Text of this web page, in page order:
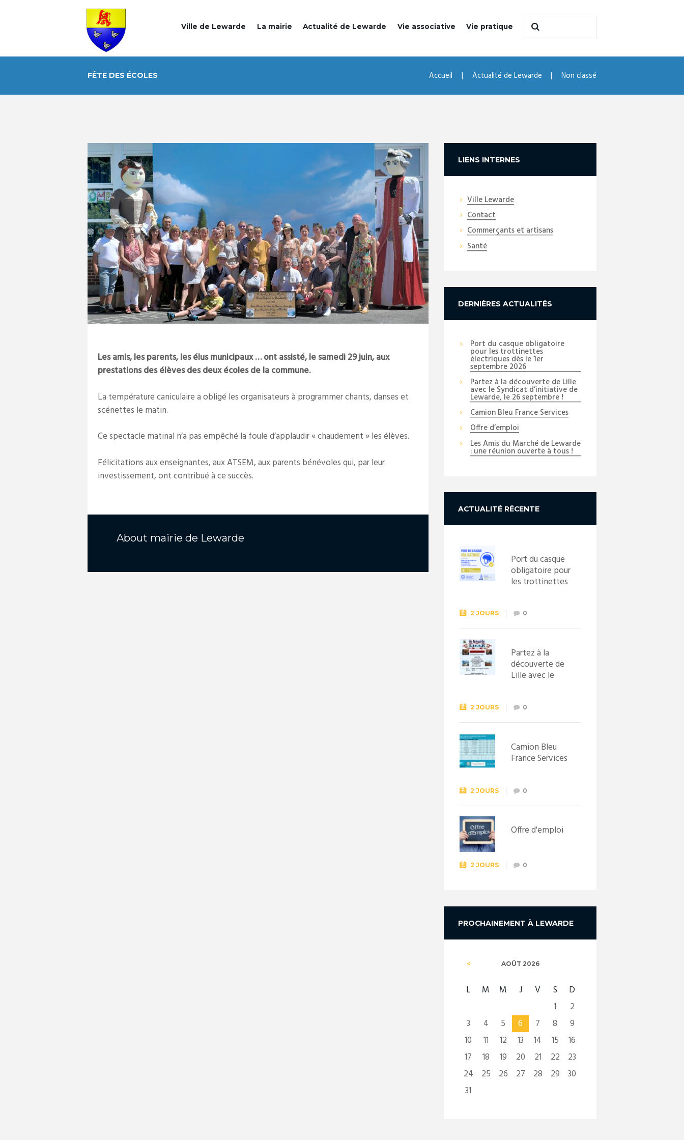
Ville de Lewarde La mairie Actualité de Lewarde Vie associative Vie pratique
FÊTE DES ÉCOLES Accueil Actualité de Lewarde Non classé
Les amis, les parents, les élus municipaux … ont assisté, le samedi 29 juin, aux
prestations des élèves des deux écoles de la commune.
La température caniculaire a obligé les organisateurs à programmer chants, danses et
scénettes le matin.
Ce spectacle matinal n’a pas empêché la foule d’applaudir « chaudement » les élèves.
Félicitations aux enseignantes, aux ATSEM, aux parents bénévoles qui, par leur
investissement, ont contribué à ce succès.
About mairie de Lewarde
LIENS INTERNES
Ville Lewarde
Contact
Commerçants et artisans
Santé
DERNIÈRES ACTUALITÉS
Port du casque obligatoire
pour les trottinettes
électriques dès le 1er
septembre 2026
Partez à la découverte de Lille
avec le Syndicat d’initiative de
Lewarde, le 26 septembre !
Camion Bleu France Services
Offre d’emploi
Les Amis du Marché de Lewarde
: une réunion ouverte à tous !
ACTUALITÉ RÉCENTE
Port du casque
obligatoire pour
les trottinettes
septembre
2026
2 JOURS 0
Partez à la
découverte de
Lille avec le
Lewarde, le 26
septembre !
2 JOURS 0
Camion Bleu
France Services
2 JOURS 0
Offre d'emploi
2 JOURS 0
PROCHAINEMENT À LEWARDE
AOÛT 2026
L M M J V S
D
1
2
3
4 5 6 7 8
9
10
11 12 13 14 15
16
17
18 19 20 21 22
23
24
25 26 27 28 29
30
31